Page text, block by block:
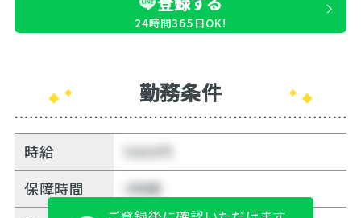
24時間365日OK!
勤務条件
時給
5000円
保障時間
3時間